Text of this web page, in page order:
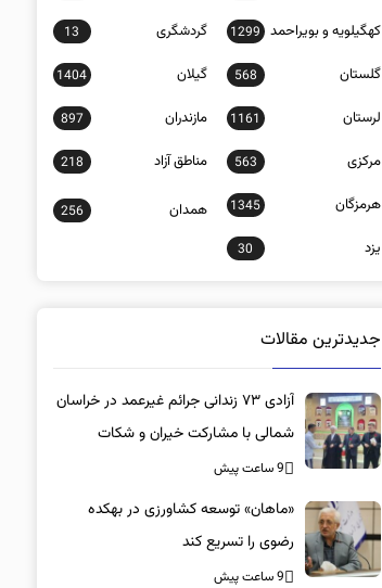
کهگیلویه و بویراحمد 1299 گردشگری 13
گلستان 568 گیلان 1404
لرستان 1161 مازندران 897
مرکزی 563 مناطق آزاد 218
هرمزگان 1345 همدان 256
یزد 30
جدیدترین مقالات
آزادی ۷۳ زندانی جرائم غیرعمد در خراسان
شمالی با مشارکت خیران و شکات
9 ساعت پیش
«ماهان» توسعه کشاورزی در بهکده
رضوی را تسریع کند
9 ساعت پیش